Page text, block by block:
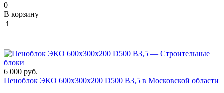
0
В корзину
6 000 руб.
Пеноблок ЭКО 600х300х200 D500 В3,5 в Московской области